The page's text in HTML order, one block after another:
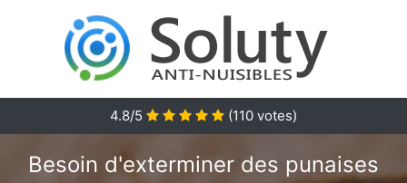
4.8/5 (110 votes)
Besoin d'exterminer des punaises